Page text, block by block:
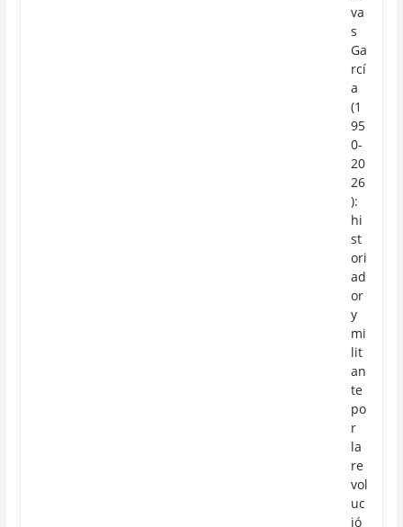
va
s
Ga
rcí
a
(1
95
0-
20
26
):
hi
st
ori
ad
or
y
mi
lit
an
te
po
r
la
re
vol
uc
ió